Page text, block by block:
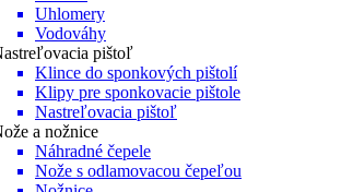
Uhlomery
Vodováhy
pištoľ
Klince do sponkových pištolí
Klipy pre sponkovacie pištole
Nastreľovacia pištoľ
a nožnice
Náhradné čepele
Nože s odlamovacou čepeľou